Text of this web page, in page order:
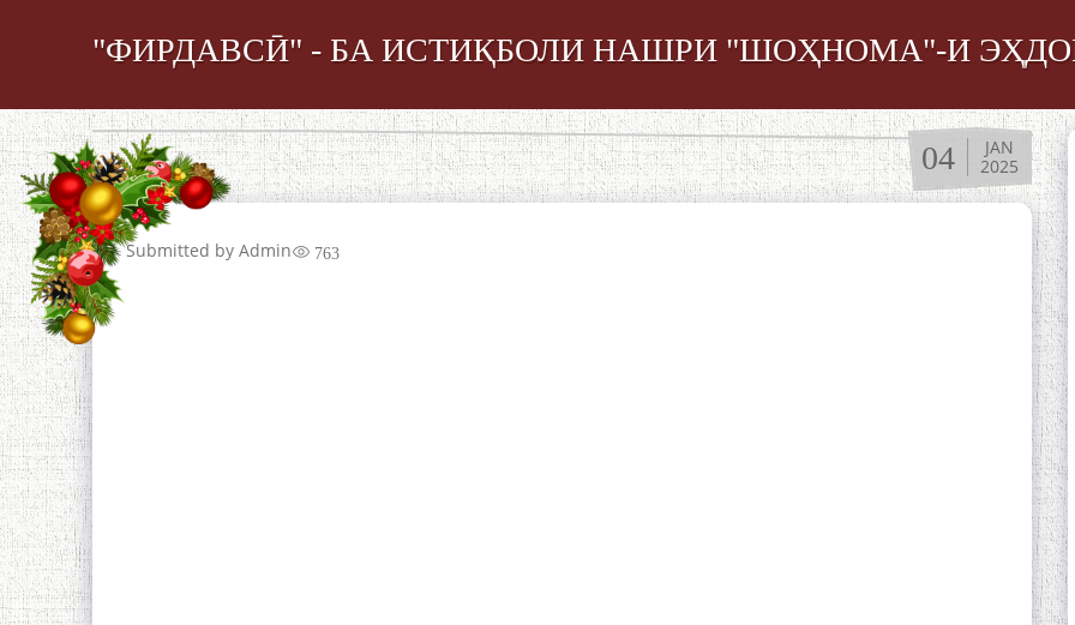
"ФИРДАВСӢ" - БА ИСТИҚБОЛИ НАШРИ "ШОҲНОМА"-И
04
JAN
2025
Submitted by Admin 763